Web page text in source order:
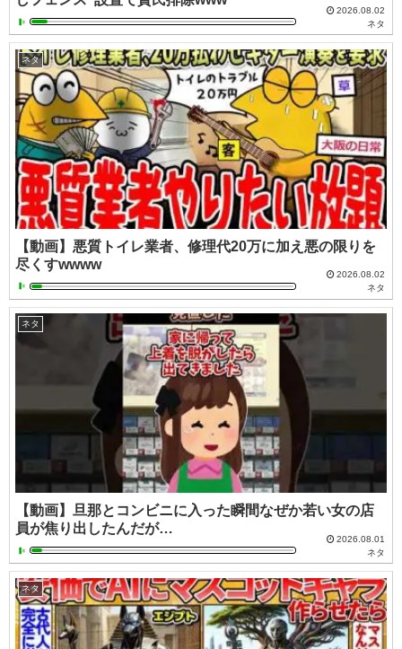
2026.08.02
ネタ
ネタ
【動画】悪質トイレ業者、修理代20万に加え悪の限りを
尽くすwwww
2026.08.02
ネタ
ネタ
【動画】旦那とコンビニに入った瞬間なぜか若い女の店
員が焦り出したんだが…
2026.08.01
ネタ
ネタ